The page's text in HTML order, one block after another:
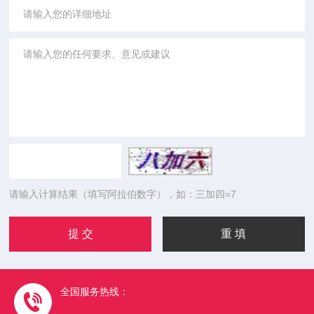
请输入计算结果（填写阿拉伯数字），如：三加四=7
全国服务热线：